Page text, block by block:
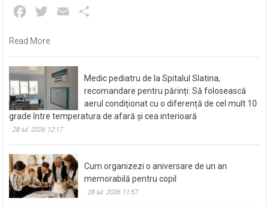
Facebook
Twitter Email
Read More
Medic pediatru de la Spitalul Slatina,
recomandare pentru părinți: Să folosească
aerul condiționat cu o diferență de cel mult 10
grade între temperatura de afară și cea interioară
28 iul. 2026 12:17
Cum organizezi o aniversare de un an
memorabilă pentru copil
28 iul. 2026 11:57